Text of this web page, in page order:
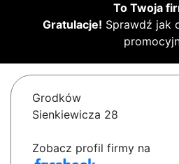
To Twoja
Gratulacje! Sprawdź jak
Grodków
Sienkiewicza 28
Zobacz profil firmy na